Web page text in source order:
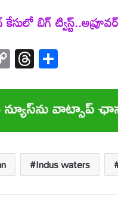
కేసులో బిగ్
C
o
p
y
Li
n
k
T
hr
e
a
d
s
ar
e
Indus waters